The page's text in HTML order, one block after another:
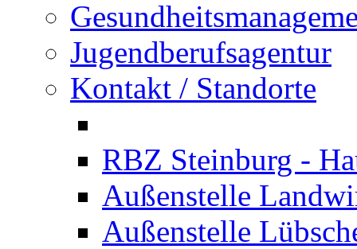
Jugendberufsagentur
Kontakt / Standorte
RBZ Steinburg -
Außenstelle
Außenstelle